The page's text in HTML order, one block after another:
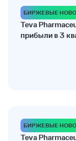
БИРЖЕВЫЕ
Teva
прибыли в 3
БИРЖЕВЫЕ
Teva